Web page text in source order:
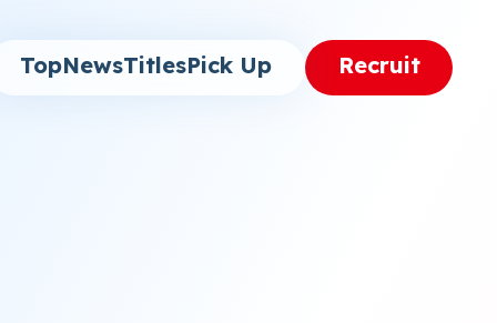
TopNewsTitlesPick Up Recruit